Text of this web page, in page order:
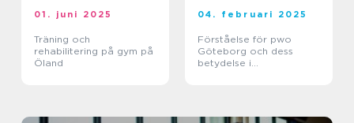
01. juni 2025
Träning och
rehabilitering på gym på
Öland
04. februari 2025
Förståelse för pwo
Göteborg och dess
betydelse i